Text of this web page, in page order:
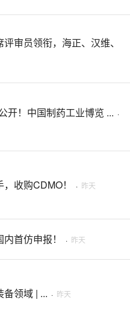
审员领衔，海正、汉维、
开！中国制药工业博览 ... ·
收购CDMO！ · 昨天
首仿申报！ · 昨天
领域 | ... · 昨天